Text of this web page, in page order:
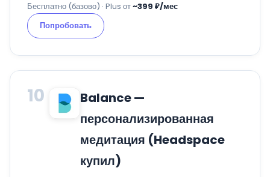
Бесплатно (базово) · Plus от~399 ₽/мес
Попробовать
10
Balance —
персонализированная
медитация (Headspace
купил)